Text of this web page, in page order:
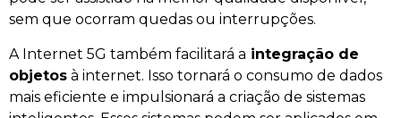
sem que ocorram quedas ou interrupções.
A Internet 5G também facilitará a integração de
objetos à internet. Isso tornará o consumo de dados
mais eficiente e impulsionará a criação de sistemas